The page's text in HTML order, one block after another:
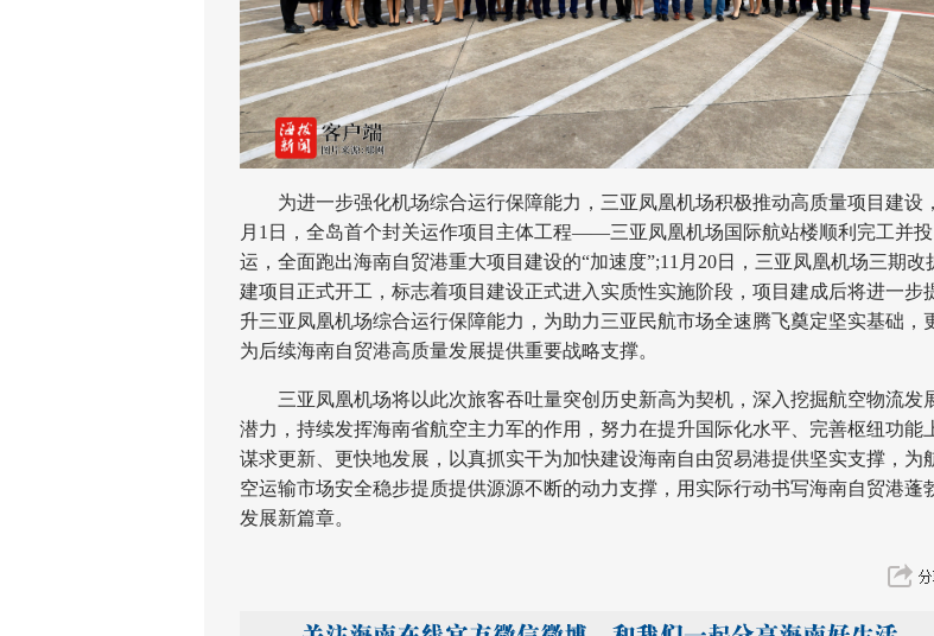
为进一步强化机场综合运行保障能力，三亚凤凰机场积极推动高质量项目建设
月1日，全岛首个封关运作项目主体工程——三亚凤凰机场国际航站楼顺利完工并投
运，全面跑出海南自贸港重大项目建设的“加速度”;11月20日，三亚凤凰机场三期改
建项目正式开工，标志着项目建设正式进入实质性实施阶段，项目建成后将进一步
升三亚凤凰机场综合运行保障能力，为助力三亚民航市场全速腾飞奠定坚实基础，
为后续海南自贸港高质量发展提供重要战略支撑。
三亚凤凰机场将以此次旅客吞吐量突创历史新高为契机，深入挖掘航空物流发
潜力，持续发挥海南省航空主力军的作用，努力在提升国际化水平、完善枢纽功能
谋求更新、更快地发展，以真抓实干为加快建设海南自由贸易港提供坚实支撑，为
空运输市场安全稳步提质提供源源不断的动力支撑，用实际行动书写海南自贸港蓬
发展新篇章。